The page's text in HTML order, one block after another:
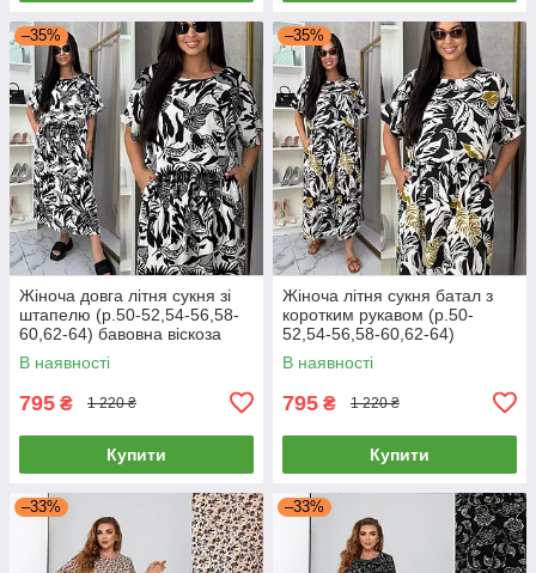
–35%
Жіноча довга літня сукня зі
штапелю (р.50-52,54-56,58-
60,62-64) бавовна віскоза
В наявності
795 ₴ 1 220 ₴
Купити
–35%
Жіноча літня сукня батал з
коротким рукавом (р.50-
52,54-56,58-60,62-64)
Штапель бавовна віскоза
В наявності
795 ₴ 1 220 ₴
Купити
–33% –33%